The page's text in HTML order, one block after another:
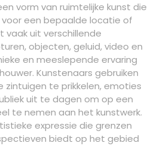
vorm van ruimtelijke kunst die
een bepaalde locatie of
uit verschillende
objecten, geluid, video en
en meeslepende ervaring
Kunstenaars gebruiken
zintuigen te prikkelen, emoties
uit te dagen om op een
te nemen aan het kunstwerk.
expressie die grenzen
biedt op het gebied